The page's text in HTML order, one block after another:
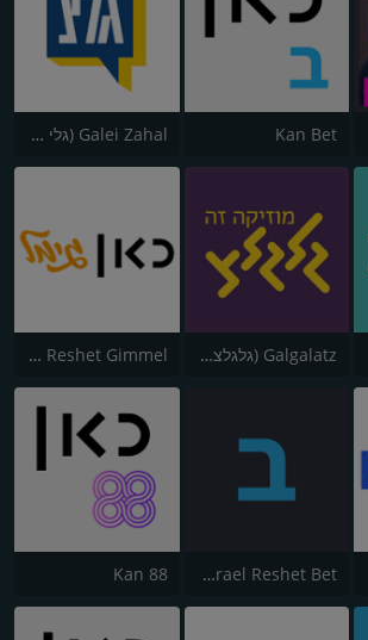
Kan Bet Galei Zahal (גלי צה"ל)
Galgalatz (גלגלצ רדיו) Kol Israel - Reshet Gimmel
Kol Israel Reshet Bet
Kan 88